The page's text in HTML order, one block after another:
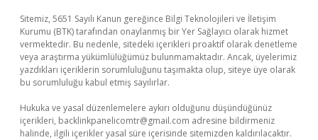
Sitemiz, 5651 Sayılı Kanun gereğince Bilgi Teknolojileri ve İletişim
Kurumu (BTK) tarafından onaylanmış bir Yer Sağlayıcı olarak hizmet
vermektedir. Bu nedenle, sitedeki içerikleri proaktif olarak denetleme
veya araştırma yükümlülüğümüz bulunmamaktadır. Ancak, üyelerimiz
yazdıkları içeriklerin sorumluluğunu taşımakta olup, siteye üye olarak
bu sorumluluğu kabul etmiş sayılırlar.
Hukuka ve yasal düzenlemelere aykırı olduğunu düşündüğünüz
içerikleri, backlinkpanelicomtr@gmail.com adresine bildirmeniz
halinde, ilgili içerikler yasal süre içerisinde sitemizden kaldırılacaktır.